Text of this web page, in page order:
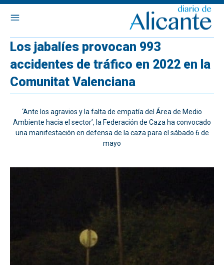
Los jabalíes provocan 993
accidentes de tráfico en 2022 en la
Comunitat Valenciana
‘Ante los agravios y la falta de empatía del Área de Medio
Ambiente hacia el sector’, la Federación de Caza ha convocado
una manifestación en defensa de la caza para el sábado 6 de
mayo